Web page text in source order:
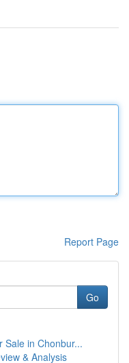
Report Page
Go
Sale in Chonbur...
& Analysis